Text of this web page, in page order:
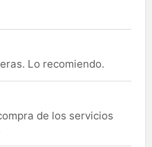
Lo recomiendo.
de los servicios